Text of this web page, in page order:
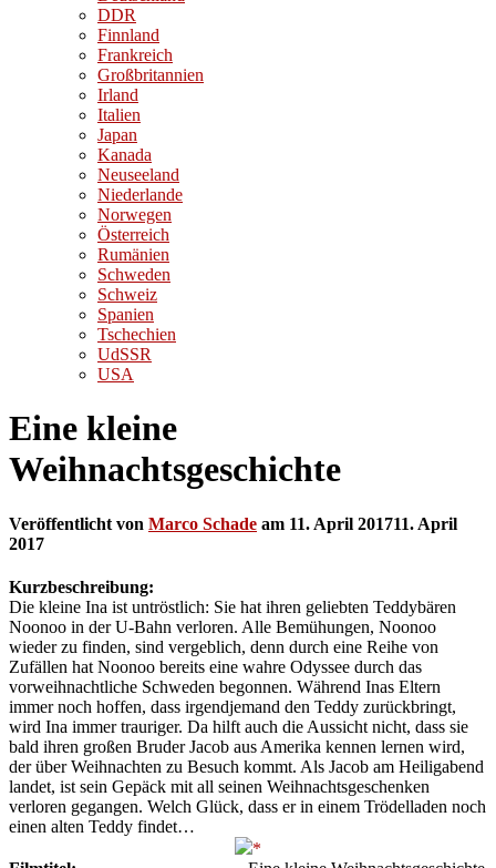
DDR
Finnland
Frankreich
Großbritannien
Irland
Italien
Japan
Kanada
Neuseeland
Niederlande
Norwegen
Österreich
Rumänien
Schweden
Schweiz
Spanien
Tschechien
UdSSR
USA
Eine kleine
Weihnachtsgeschichte
Veröffentlicht von Marco Schade am 11. April 201711. April
2017
Kurzbeschreibung:
Die kleine Ina ist untröstlich: Sie hat ihren geliebten Teddybären
Noonoo in der U-Bahn verloren. Alle Bemühungen, Noonoo
wieder zu finden, sind vergeblich, denn durch eine Reihe von
Zufällen hat Noonoo bereits eine wahre Odyssee durch das
vorweihnachtliche Schweden begonnen. Während Inas Eltern
immer noch hoffen, dass irgendjemand den Teddy zurückbringt,
wird Ina immer trauriger. Da hilft auch die Aussicht nicht, dass sie
bald ihren großen Bruder Jacob aus Amerika kennen lernen wird,
der über Weihnachten zu Besuch kommt. Als Jacob am Heiligabend
landet, ist sein Gepäck mit all seinen Weihnachtsgeschenken
verloren gegangen. Welch Glück, dass er in einem Trödelladen noch
einen alten Teddy findet…